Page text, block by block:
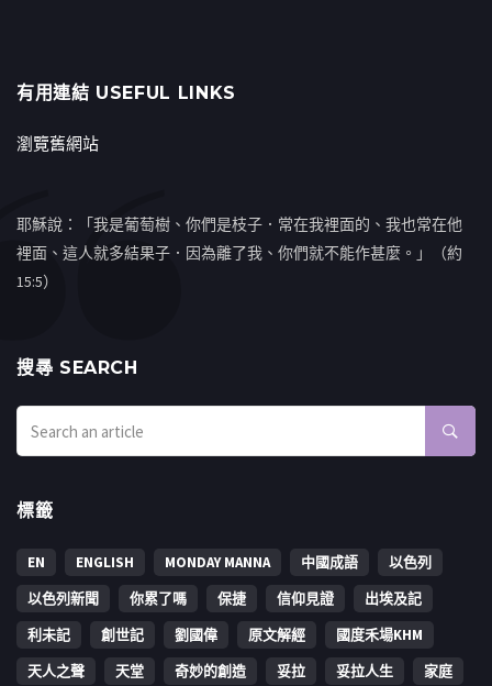
有用連結 USEFUL LINKS
瀏覽舊網站
耶穌說：「我是葡萄樹、你們是枝子．常在我裡面的、我也常在他
裡面、這人就多結果子．因為離了我、你們就不能作甚麼。」（約
15:5）
搜㝷 SEARCH
標籤
EN ENGLISH MONDAY MANNA 中國成語
以色列
以色列新聞
你累了嗎 保捷 信仰見證
出埃及記
利未記
創世記 劉國偉 原文解經
國度禾場KHM
天人之聲
天堂 奇妙的創造 妥拉 妥拉人生
家庭